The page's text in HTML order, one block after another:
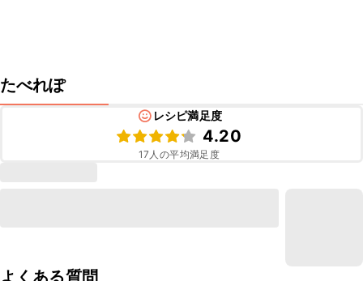
たべれぽ
レシピ満足度
4.20
17 人の平均満足度
よくある質問